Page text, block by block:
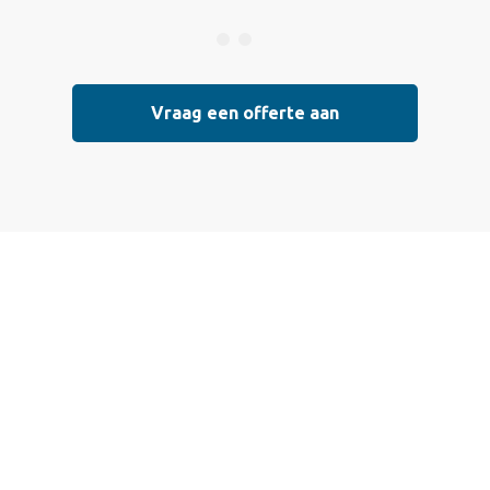
Vraag een offerte aan